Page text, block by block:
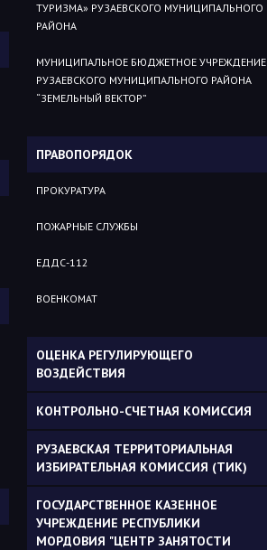
ТУРИЗМА» РУЗАЕВСКОГО МУНИЦИПАЛЬНОГО
РАЙОНА
МУНИЦИПАЛЬНОЕ БЮДЖЕТНОЕ УЧРЕЖДЕНИЕ
РУЗАЕВСКОГО МУНИЦИПАЛЬНОГО РАЙОНА
“ЗЕМЕЛЬНЫЙ ВЕКТОР”
ПРАВОПОРЯДОК
ПРОКУРАТУРА
ПОЖАРНЫЕ СЛУЖБЫ
ЕДДС-112
ВОЕНКОМАТ
ОЦЕНКА РЕГУЛИРУЮЩЕГО
ВОЗДЕЙСТВИЯ
КОНТРОЛЬНО-СЧЕТНАЯ КОМИССИЯ
РУЗАЕВСКАЯ ТЕРРИТОРИАЛЬНАЯ
ИЗБИРАТЕЛЬНАЯ КОМИССИЯ (ТИК)
ГОСУДАРСТВЕННОЕ КАЗЕННОЕ
УЧРЕЖДЕНИЕ РЕСПУБЛИКИ
МОРДОВИЯ "ЦЕНТР ЗАНЯТОСТИ